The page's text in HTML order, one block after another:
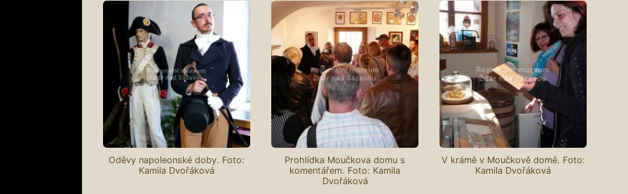
Oděvy napoleonské doby. Foto:
Kamila Dvořáková
Prohlídka Moučkova domu s
komentářem. Foto: Kamila
Dvořáková
V krámě v Moučkově domě. Foto:
Kamila Dvořáková